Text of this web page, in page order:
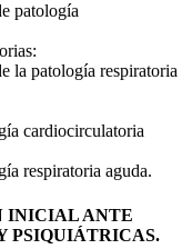
patología
la patología respiratoria
cardiocirculatoria
respiratoria aguda.
INICIAL ANTE
PSIQUIÁTRICAS.